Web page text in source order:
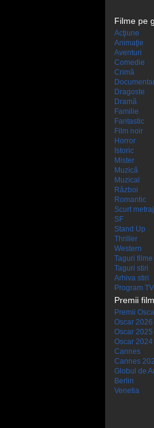
Filme pe
Acţiune
Animaţie
Aventuri
Comedie
Crimă
Dragoste
Dramă
Familie
Fantastic
Film noir
Horror
Istoric
Mister
Muzică
Muzical
Război
Romantic
Scurt metraj
SF
Stand Up
Thriller
Western
Taguri filme
Taguri stiri
Arhiva stiri
Program TV
Premii
Premii
Oscar 2026
Oscar 2025
Oscar 2024
Cannes
Cannes
Globul de
Berlin
Venetia